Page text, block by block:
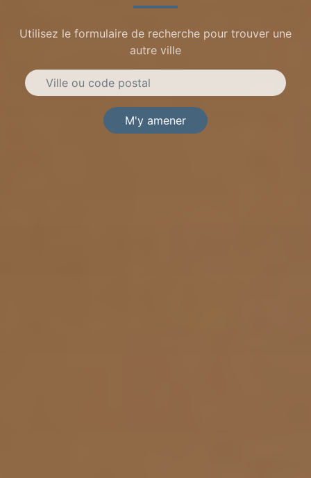
Utilisez le formulaire de recherche pour trouver une
autre ville
M'y amener